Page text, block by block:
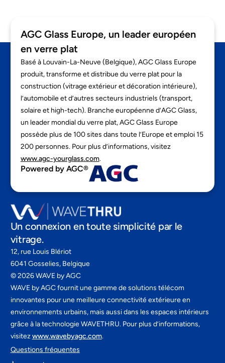
AGC Glass Europe, un leader européen
en verre plat
Basé à Louvain-La-Neuve (Belgique), AGC Glass Europe
produit, transforme et distribue du verre plat pour la
construction (vitrage extérieur et décoration intérieure),
l’automobile et d’autres secteurs industriels (transport,
solaire et high-tech). Branche européenne d’AGC Glass,
un leader mondial du verre plat, AGC Glass Europe
possède plus de 100 sites dans toute l’Europe et emploi 15
200 personnes. Pour plus d’informations, visitez
www.agc-yourglass.com.
Powered by AGC®
WAVE by AGC fournit une gamme de solutions télécom
innovantes pour une meilleure connectivité extérieure en
environnements urbains, mais aussi dans les espaces intérieurs
grâce à la technologie WAVETHRU. Pour plus d’informations,
visitezwww.wavebyagc.com.
Questions fréquentes
Un connexion en toute simplicité par le
vitrage.
12, rue Louis Blériot
6041 Gosselies, Belgique
©2026WAVE by AGC